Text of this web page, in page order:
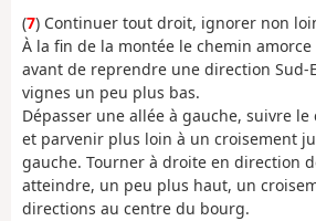
(7) Continuer tout droit, ignorer non
À la fin de la montée le chemin
avant de reprendre une direction Sud-
vignes un peu plus bas.
Dépasser une allée à gauche, suivre
et parvenir plus loin à un croisement
gauche. Tourner à droite en direction
atteindre, un peu plus haut, un
directions au centre du bourg.